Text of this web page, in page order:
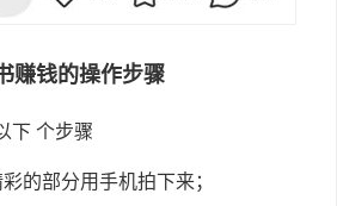
赚钱的操作步骤
下 个步骤
的部分用手机拍下来；